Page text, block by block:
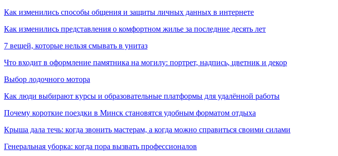
Как изменились способы общения и защиты личных данных в интернете
Как изменились представления о комфортном жилье за последние десять лет
7 вещей, которые нельзя смывать в унитаз
Что входит в оформление памятника на могилу: портрет, надпись, цветник и декор
Выбор лодочного мотора
Как люди выбирают курсы и образовательные платформы для удалённой работы
Почему короткие поездки в Минск становятся удобным форматом отдыха
Крыша дала течь: когда звонить мастерам, а когда можно справиться своими силами
Генеральная уборка: когда пора вызвать профессионалов